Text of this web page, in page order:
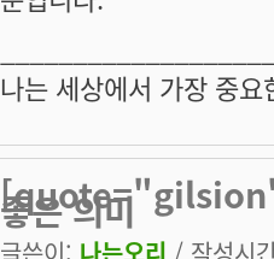
나는 세상에서 가장 중요
[quote="gilsion"]
좋은 의미